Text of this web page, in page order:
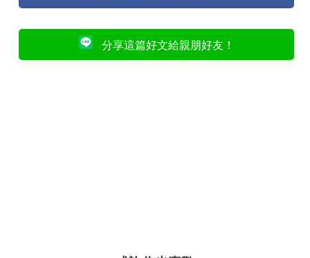
分享這篇好文給親朋好友！